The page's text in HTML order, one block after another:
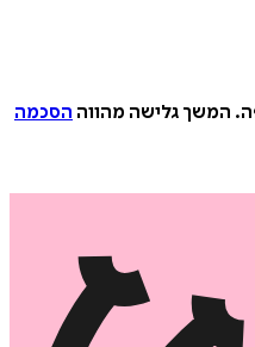
המשך גלישה מהווה הסכמה